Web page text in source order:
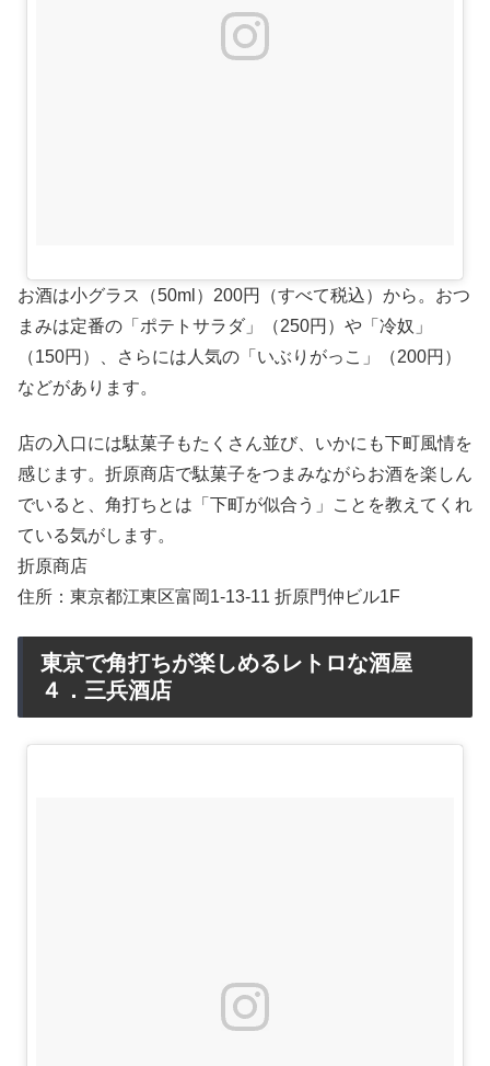
お酒は小グラス（50ml）200円（すべて税込）から。おつ
まみは定番の「ポテトサラダ」（250円）や「冷奴」
（150円）、さらには人気の「いぶりがっこ」（200円）
などがあります。
店の入口には駄菓子もたくさん並び、いかにも下町風情を
感じます。折原商店で駄菓子をつまみながらお酒を楽しん
でいると、角打ちとは「下町が似合う」ことを教えてくれ
ている気がします。
折原商店
住所：東京都江東区富岡1-13-11 折原門仲ビル1F
東京で角打ちが楽しめるレトロな酒屋
４．三兵酒店